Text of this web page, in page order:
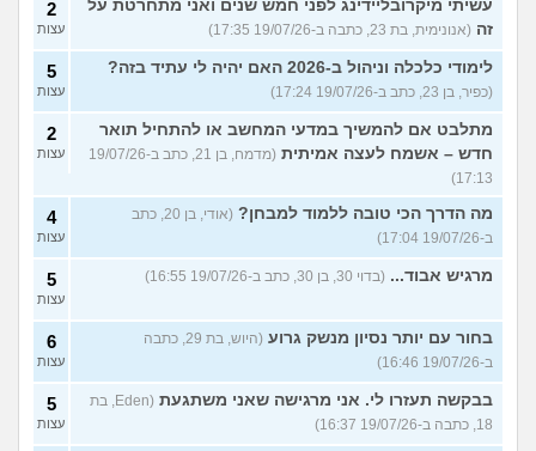
עשיתי מיקרובליידינג לפני חמש שנים ואני מתחרטת על
זה (אנונימית, בת 23, כתבה ב-19/07/26 17:35)
2
עצות
לימודי כלכלה וניהול ב-2026 האם יהיה לי עתיד בזה?
(כפיר, בן 23, כתב ב-19/07/26 17:24)
5
עצות
מתלבט אם להמשיך במדעי המחשב או להתחיל תואר
חדש – אשמח לעצה אמיתית
(מדמח, בן 21, כתב ב-19/07/26
17:13)
2
עצות
מה הדרך הכי טובה ללמוד למבחן?
(אודי, בן 20, כתב
ב-19/07/26 17:04)
4
עצות
מרגיש אבוד... (בדוי 30, בן 30, כתב ב-19/07/26 16:55) 5
עצות
בחור עם יותר נסיון מנשק גרוע
(היוש, בת 29, כתבה
ב-19/07/26 16:46)
6
עצות
בבקשה תעזרו לי. אני מרגישה שאני משתגעת
(Eden, בת
18, כתבה ב-19/07/26 16:37)
5
עצות